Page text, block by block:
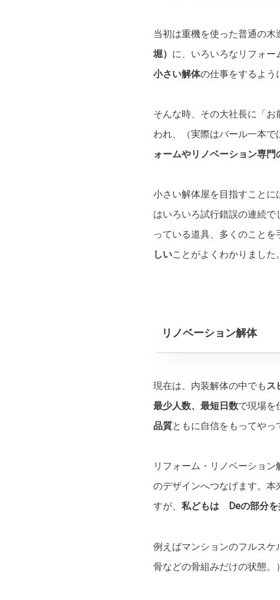
当初は重機を使った普通の
堀） に、いろいろなリフォー
小さい解体の仕事をするよう
そんな時、その大社長に「
われ、（実際はバール一本で
ォームやリノベーション専
小さい解体屋を目指すこと
はいろいろ試行錯誤の連続
っている道具、多くのことを
しいことがよくわかりました。
リノベーション解体
現在は、内装解体の中でもス
最少人数、最短日数で現場を
品質ともに自信をもってやっ
リフォーム・リノベーショ
のデザインへつなげます。
すが、 私どもは Deの部分を
例えばマンションのフルス
骨などの骨組みだけの状態。